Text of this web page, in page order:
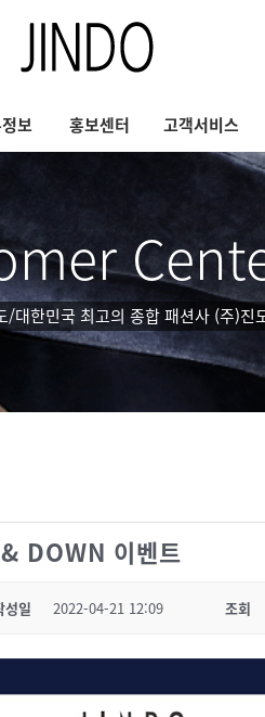
보 홍보센터 고객서비스
/대한민국 최고의 종합 패션사 (주)진
DOWN 이벤트
성일 2022-04-21 12:09 조회